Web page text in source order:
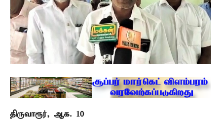
திருவாரூர், ஆக. 10 –